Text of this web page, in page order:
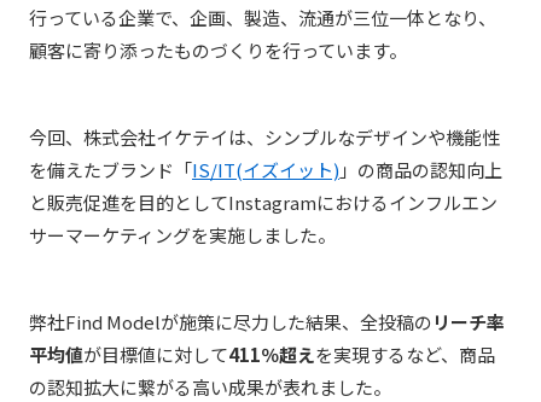
行っている企業で、企画、製造、流通が三位一体となり、
顧客に寄り添ったものづくりを行っています。
今回、株式会社イケテイは、シンプルなデザインや機能性
を備えたブランド「IS/IT(イズイット) 」の商品の認知向上
と販売促進を目的としてInstagramにおけるインフルエン
サーマーケティングを実施しました。
弊社Find Modelが施策に尽力した結果、全投稿のリーチ率
平均値が目標値に対して411％超えを実現するなど、商品
の認知拡大に繋がる高い成果が表れました。